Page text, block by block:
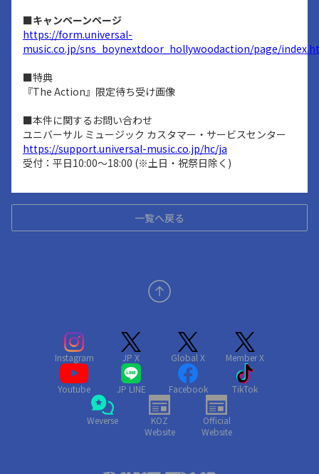
■キャンペーンページ
https://form.universal-
music.co.jp/sns_boynextdoor_hollywoodaction/page/
■特典
『The Action』限定待ち受け画像
■本件に関するお問い合わせ
ユニバーサル ミュージック カスタマー・サービスセンター
https://support.universal-music.co.jp/hc/ja
受付：平日10:00〜18:00 (※土日・祝祭日除く)
一覧へ戻る
Instagram JP X Global X Member X
Youtube JP LINE Facebook TikTok
Weverse
KOZ
Website
Official
Website